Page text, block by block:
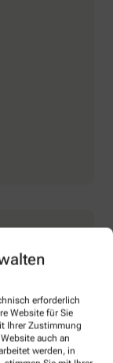
erforderlich
Website für Sie
Ihrer Zustimmung
auch an
werden, in